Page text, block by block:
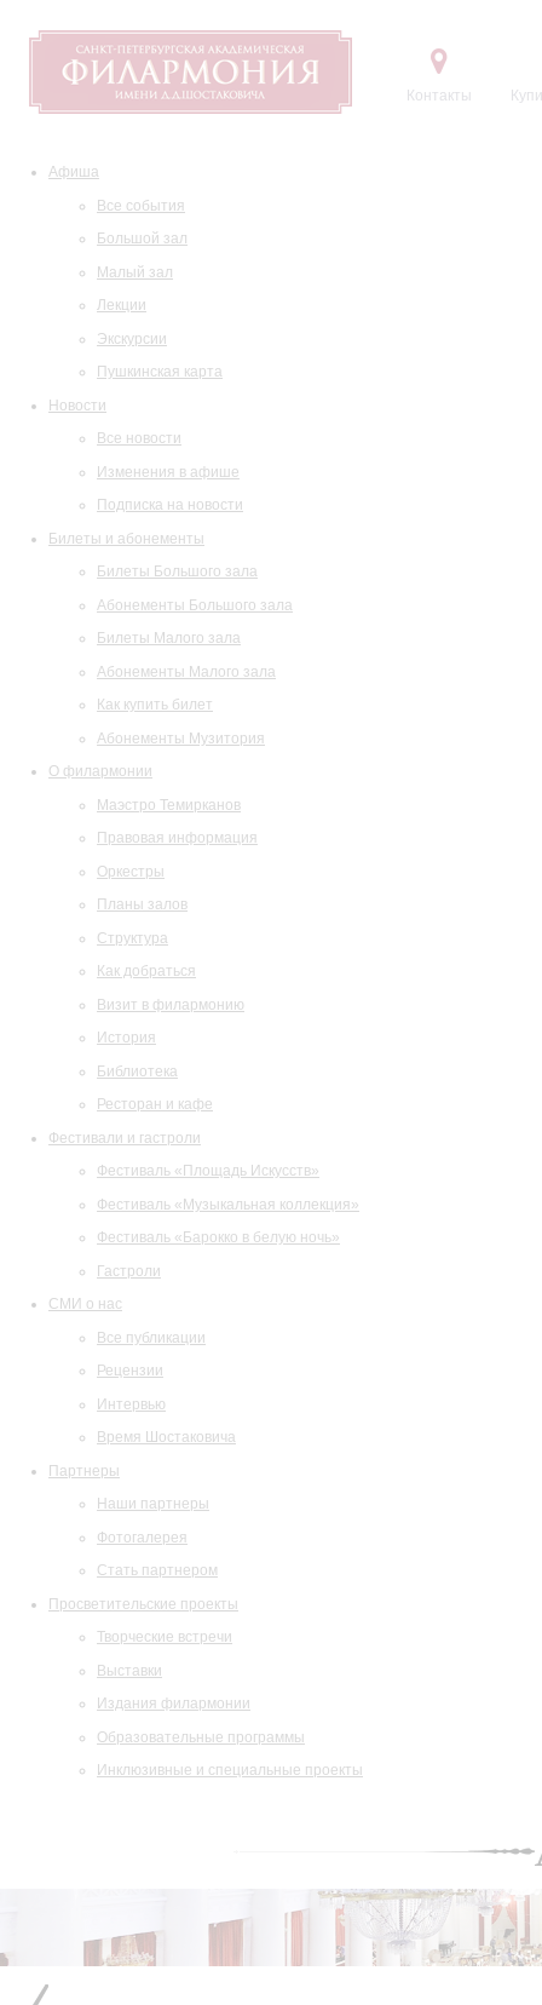
Контакты
Афиша
Все события
Большой зал
Малый зал
Лекции
Экскурсии
Пушкинская карта
Новости
Все новости
Изменения в афише
Подписка на новости
Билеты и абонементы
Билеты Большого зала
Абонементы Большого зала
Билеты Малого зала
Абонементы Малого зала
Как купить билет
Абонементы Музитория
О филармонии
Маэстро Темирканов
Правовая информация
Оркестры
Планы залов
Структура
Как добраться
Визит в филармонию
История
Библиотека
Ресторан и кафе
Фестивали и гастроли
Фестиваль «Площадь Искусств»
Фестиваль «Музыкальная коллекция»
Фестиваль «Барокко в белую ночь»
Гастроли
СМИ о нас
Все публикации
Рецензии
Интервью
Время Шостаковича
Партнеры
Наши партнеры
Фотогалерея
Стать партнером
Просветительские проекты
Творческие встречи
Выставки
Издания филармонии
Образовательные программы
Инклюзивные и специальные проекты